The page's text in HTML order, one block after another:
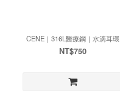
CENE｜316L醫療鋼｜水滴耳環
NT$750